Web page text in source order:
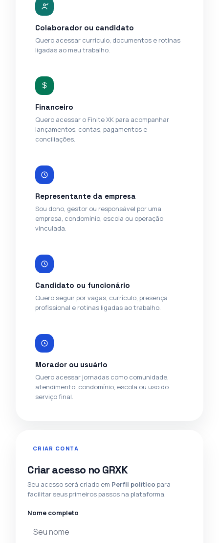
Colaborador ou candidato
Quero acessar currículo, documentos e rotinas
ligadas ao meu trabalho.
Financeiro
Quero acessar o Finite XK para acompanhar
lançamentos, contas, pagamentos e
conciliações.
Representante da empresa
Sou dono, gestor ou responsável por uma
empresa, condomínio, escola ou operação
vinculada.
Candidato ou funcionário
Quero seguir por vagas, currículo, presença
profissional e rotinas ligadas ao trabalho.
Morador ou usuário
Quero acessar jornadas como comunidade,
atendimento, condomínio, escola ou uso do
serviço final.
CRIAR CONTA
Criar acesso no GRXK
Seu acesso será criado em Perfil político para
facilitar seus primeiros passos na plataforma.
Nome completo